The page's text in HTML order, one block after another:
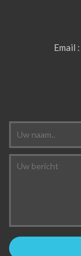
Email :